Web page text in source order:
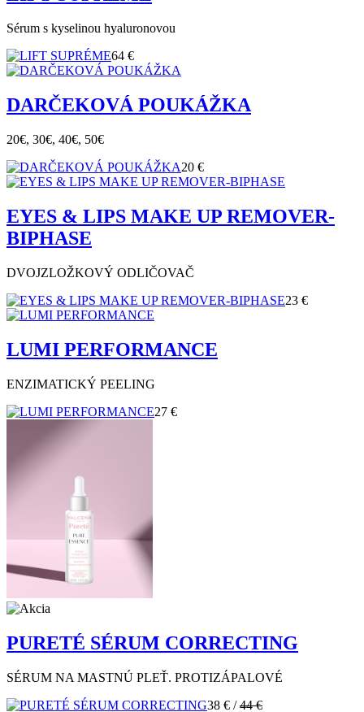
Sérum s kyselinou hyaluronovou
64 €
DARČEKOVÁ POUKÁŽKA
20€, 30€, 40€, 50€
20 €
EYES & LIPS MAKE UP REMOVER-
BIPHASE
DVOJZLOŽKOVÝ ODLIČOVAČ
23 €
LUMI PERFORMANCE
ENZIMATICKÝ PEELING
27 €
PURETÉ SÉRUM CORRECTING
SÉRUM NA MASTNÚ PLEŤ. PROTIZÁPALOVÉ
38 € /44 €